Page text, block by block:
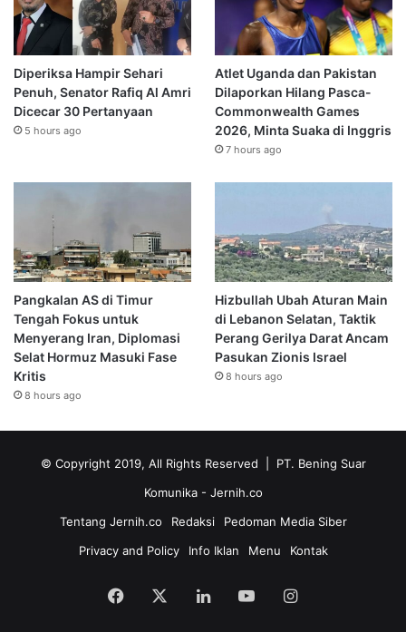
Diperiksa Hampir Sehari
Penuh, Senator Rafiq Al Amri
Dicecar 30 Pertanyaan
5 hours ago
Atlet Uganda dan Pakistan
Dilaporkan Hilang Pasca-
Commonwealth Games
2026, Minta Suaka di Inggris
7 hours ago
Pangkalan AS di Timur
Tengah Fokus untuk
Menyerang Iran, Diplomasi
Selat Hormuz Masuki Fase
Kritis
8 hours ago
Hizbullah Ubah Aturan Main
di Lebanon Selatan, Taktik
Perang Gerilya Darat Ancam
Pasukan Zionis Israel
8 hours ago
© Copyright 2019, All Rights Reserved | PT. Bening Suar
Komunika - Jernih.co
Tentang Jernih.co
Redaksi
Pedoman Media Siber
Privacy and Policy
Info Iklan Menu Kontak
Facebook LinkedInYouTubeInstagram